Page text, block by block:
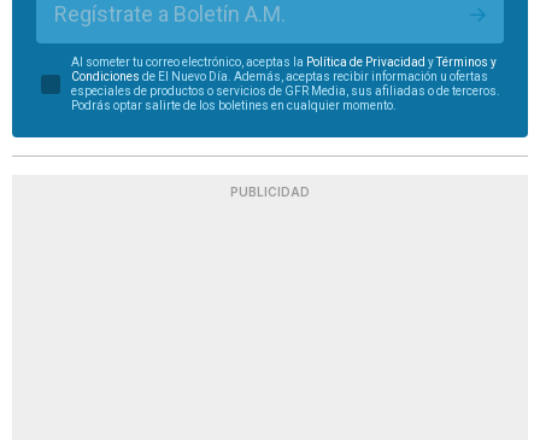
Regístrate a Boletín A.M.
Al someter tu correo electrónico, aceptas la Política de Privacidad yTérminos y
Condiciones de El Nuevo Día. Además, aceptas recibir información u ofertas
especiales de productos o servicios de GFR Media, sus afiliadas o de terceros.
Podrás optar salirte de los boletines en cualquier momento.
PUBLICIDAD